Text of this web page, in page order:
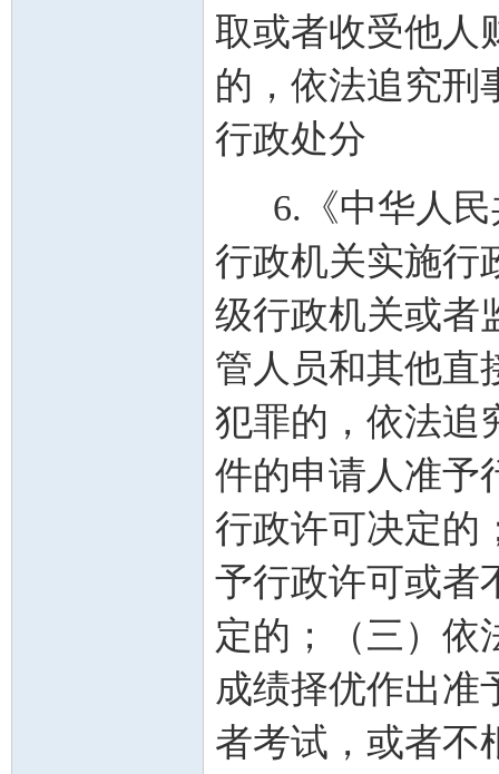
取或者收受他人
的，依法追究刑
行政处分
6.《中华人民
行政机关实施行
级行政机关或者
管人员和其他直
犯罪的，依法追
件的申请人准予
行政许可决定的
予行政许可或者
定的；（三）依
成绩择优作出准
者考试，或者不